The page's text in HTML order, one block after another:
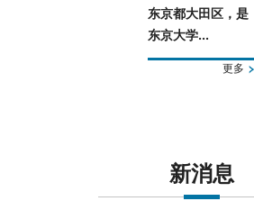
东京都大田区，是
东京大学...
更多
新消息